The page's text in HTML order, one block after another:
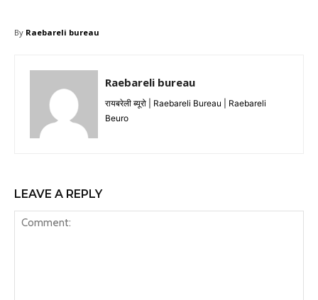
By Raebareli bureau
Raebareli bureau
रायबरेली ब्यूरो | Raebareli Bureau | Raebareli
Beuro
LEAVE A REPLY